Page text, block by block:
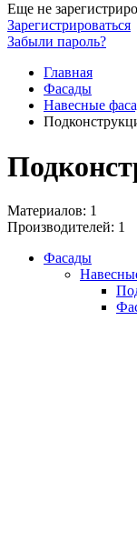
Еще не
Зарегистрироваться
Забыли пароль?
Главная
Фасады
Навесные
Материалов: 1
Производителей: 1
Фасады